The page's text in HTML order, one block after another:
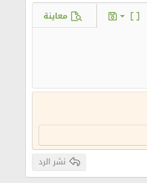
تبديل محرر النص
المسودات معاينة
نشر الرد